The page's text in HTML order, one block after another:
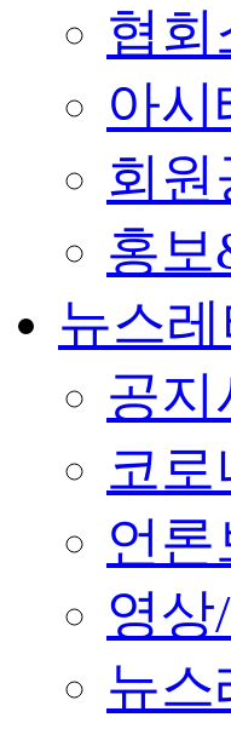
협회
아시
회원
홍보
뉴스레
공지
코로
언론
영상
뉴스